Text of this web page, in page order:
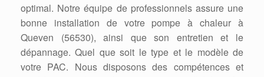
optimal. Notre équipe de professionnels assure une
bonne installation de votre pompe à chaleur à
Queven (56530), ainsi que son entretien et le
dépannage. Quel que soit le type et le modèle de
votre PAC. Nous disposons des compétences et